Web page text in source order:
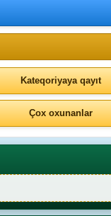
Kateqoriyaya qayıt
Çox oxunanlar